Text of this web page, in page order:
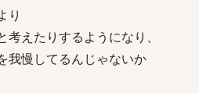
り
えたりするようになり、
我慢してるんじゃないか